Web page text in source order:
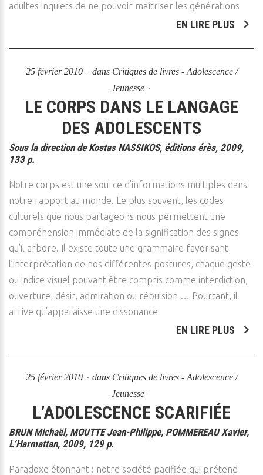
adultes inquiets de ne pouvoir maîtriser les générations
EN LIRE PLUS
25 février 2010 dans Critiques de livres - Adolescence /
Jeunesse
LE CORPS DANS LE LANGAGE
DES ADOLESCENTS
Sous la direction de Kostas NASSIKOS, éditions érès, 2009,
133 p.
Notre corps est une source d’informations multiples dans
notre rapport au monde. Le plus souvent, les codes
culturels que nous partageons nous permettent une
compréhension immédiate de la signification des signes
qu’il arbore. Il existe toute une grammaire favorisant
l’interprétation de nos différentes postures, chaque geste
ou indice visuel pouvant être compris comme interdiction,
ouverture, désir, admiration ou répulsion … Pourtant, il
arrive qu’apparaisse une dissonance
EN LIRE PLUS
25 février 2010 dans Critiques de livres - Adolescence /
Jeunesse
L’ADOLESCENCE SCARIFIÉE
BRUN Michaël, MOUTTE Jean-Philippe, POMMEREAU Xavier,
L’Harmattan, 2009, 129 p.
Paradoxe étonnant : notre société pacifiée qui prétend